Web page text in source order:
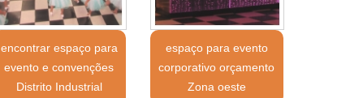
encontrar espaço para
evento e convenções
Distrito Industrial
espaço para evento
corporativo orçamento
Zona oeste